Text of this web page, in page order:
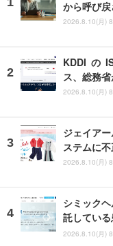
から呼び
2026.8.10(月)
KDDI の
ス、総務
2026.8.10(月)
ジェイア
ステムに不
2026.8.10(月)
シミック
託してい
2026.8.10(月)